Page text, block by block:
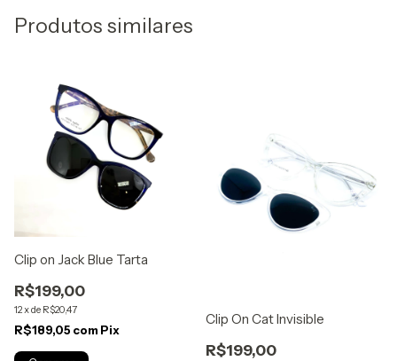
Produtos similares
Clip on Jack Blue Tarta
R$199,00
12xde R$20,47
R$189,05 com Pix
Clip On Cat Invisible
R$199,00